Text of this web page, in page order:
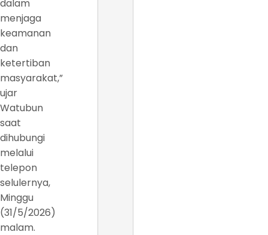
dalam
menjaga
keamanan
dan
ketertiban
masyarakat,”
ujar
Watubun
saat
dihubungi
melalui
telepon
selulernya,
Minggu
(31/5/2026)
malam.